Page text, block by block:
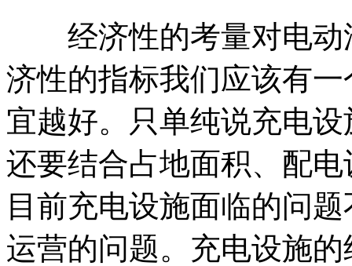
经济性的考量对电动
济性的指标我们应该有
宜越好。只单纯说充电
还要结合占地面积、配
目前充电设施面临的问
运营的问题。充电设施